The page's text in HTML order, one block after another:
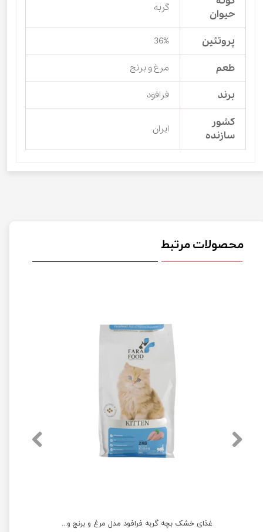
حیوان
گربه
پروتئین 36%
طعم مرغ و برنج
برند فرافود
کشور
سازنده
ایران
محصولات مرتبط
غذای خشک بچه گربه فرافود مدل مرغ و برنج وزن 2 کیلوگرم